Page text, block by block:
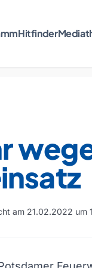
Hitfinder
am 21.02.2022 um